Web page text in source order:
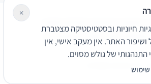
צור קשר נגישותפרטיות
חיוניות ובסטטיסטיקה מצטברת
האתר. אין מעקב אישי, אין
התנהגותי של גולש מסוים.
×